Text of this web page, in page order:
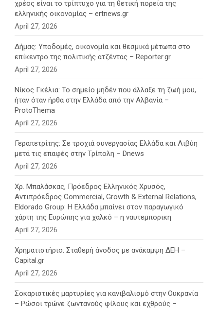
χρέος είναι το τρίπτυχο για τη θετική πορεία της
ελληνικής οικονομίας – ertnews.gr
April 27, 2026
Δήμας: Υποδομές, οικονομία και θεσμικά μέτωπα στο
επίκεντρο της πολιτικής ατζέντας – Reporter.gr
April 27, 2026
Νίκος Γκέλια: Το σημείο μηδέν που άλλαξε τη ζωή μου,
ήταν όταν ήρθα στην Ελλάδα από την Αλβανία –
ProtoThema
April 27, 2026
Γεραπετρίτης: Σε τροχιά συνεργασίας Ελλάδα και Λιβύη
μετά τις επαφές στην Τρίπολη – Dnews
April 27, 2026
Χρ. Μπαλάσκας, Πρόεδρος Ελληνικός Χρυσός,
Αντιπρόεδρος Commercial, Growth & External Relations,
Eldorado Group: Η Ελλάδα μπαίνει στον παραγωγικό
χάρτη της Ευρώπης για χαλκό – η ναυτεμπορικη
April 27, 2026
Χρηματιστήριο: Σταθερή άνοδος με ανάκαμψη ΔΕΗ –
Capital.gr
April 27, 2026
Σοκαριστικές μαρτυρίες για κανιβαλισμό στην Ουκρανία
– Ρώσοι τρώνε ζωντανούς φίλους και εχθρούς –